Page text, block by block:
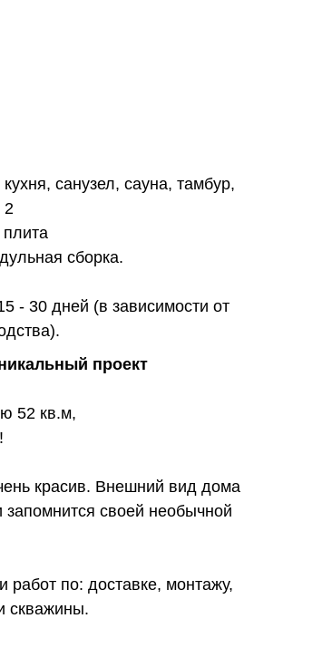
санузел, сауна, тамбур,
2
сборка.
- 30 дней (в зависимости от
проект
52 кв.м,
красив. Внешний вид дома
своей необычной
работ по: доставке, монтажу,
скважины.